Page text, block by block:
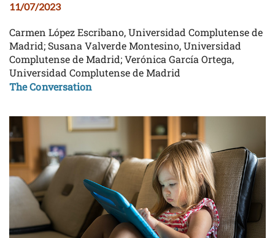
11/07/2023
Carmen López Escribano, Universidad Complutense de
Madrid; Susana Valverde Montesino, Universidad
Complutense de Madrid; Verónica García Ortega,
Universidad Complutense de Madrid
The Conversation